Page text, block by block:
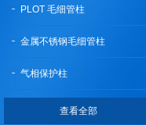
PLOT 毛细管柱
金属不锈钢毛细管柱
气相保护柱
查看全部